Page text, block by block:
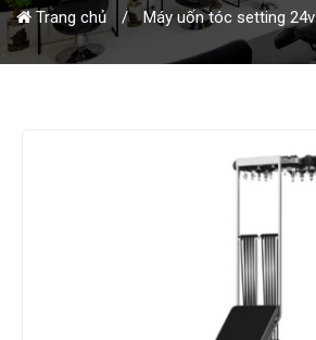
Trang chủ Máy uốn tóc setting 24v